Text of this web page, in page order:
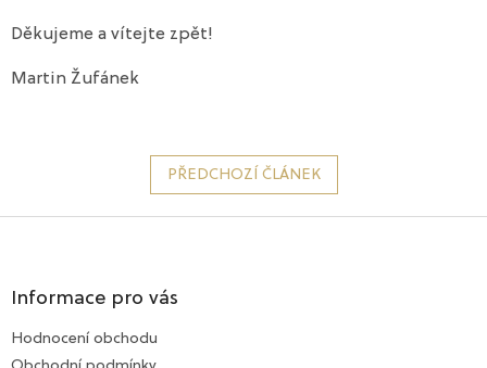
Děkujeme a vítejte zpět!
Martin Žufánek
PŘEDCHOZÍ ČLÁNEK
Informace pro vás
Hodnocení obchodu